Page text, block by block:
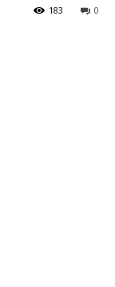
0
183